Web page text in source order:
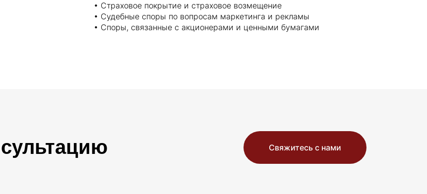
• Страховое покрытие и страховое возмещение
• Судебные споры по вопросам маркетинга и рекламы
• Споры, связанные с акционерами и ценными бумагами
Свяжитесь с нами